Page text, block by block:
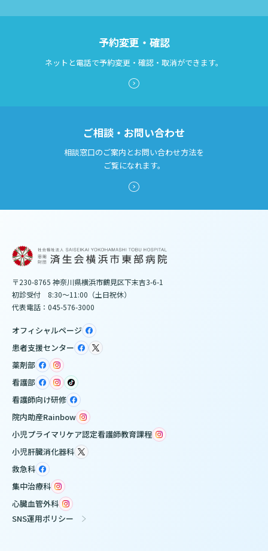
予約変更・確認
ネットと電話で予約変更・確認・取消ができます。
ご相談・お問い合わせ
相談窓口のご案内とお問い合わせ方法を
ご覧になれます。
〒230-8765 神奈川県横浜市鶴見区下末吉3-6-1
初診受付 8:30～11:00（土日祝休）
代表電話：045-576-3000
オフィシャルページ
患者支援センター
薬剤部
看護部
看護師向け研修
院内助産Rainbow
小児プライマリケア認定看護師教育課程
小児肝臓消化器科
救急科
集中治療科
心臓血管外科
SNS運用ポリシー